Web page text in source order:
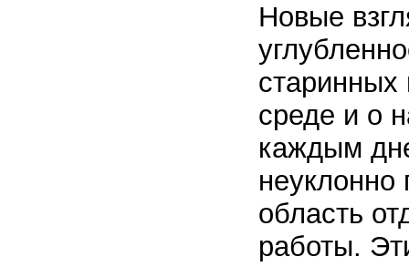
Новые
среде и о
каждым
область
работы.